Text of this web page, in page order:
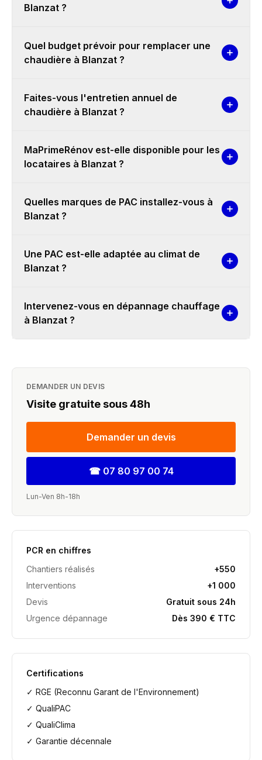
Blanzat ?
Quel budget prévoir pour remplacer une
chaudière à Blanzat ?
Faites-vous l'entretien annuel de
chaudière à Blanzat ?
MaPrimeRénov est-elle disponible pour les
locataires à Blanzat ?
Quelles marques de PAC installez-vous à
Blanzat ?
Une PAC est-elle adaptée au climat de
Blanzat ?
Intervenez-vous en dépannage chauffage
à Blanzat ?
DEMANDER UN DEVIS
Visite gratuite sous 48h
Demander un devis
☎ 07 80 97 00 74
Lun-Ven 8h-18h
PCR en chiffres
Chantiers réalisés
+550
Interventions
+1 000
Devis
Gratuit sous 24h
Urgence dépannage
Dès 390 € TTC
Certifications
✓ RGE (Reconnu Garant de l'Environnement)
✓ QualiPAC
✓ QualiClima
✓ Garantie décennale